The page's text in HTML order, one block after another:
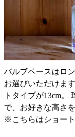
バルブベースはロ
お選びいただけま
トタイプが13cm
で、お好きな高さ
※こちらはショー